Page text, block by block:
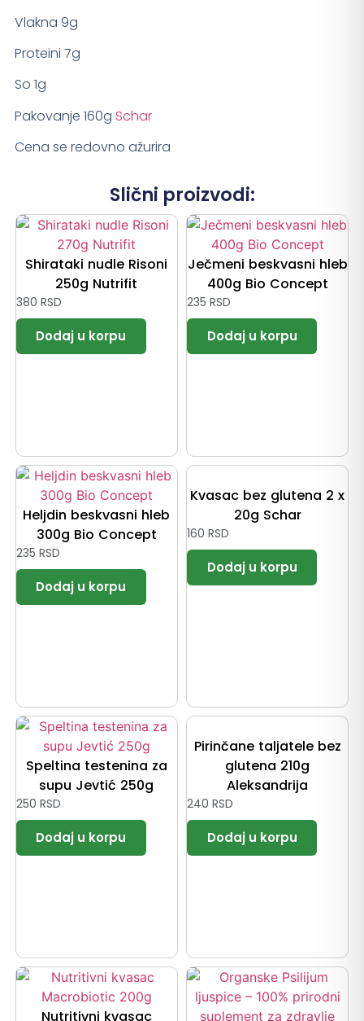
Vlakna 9g
Proteini 7g
So 1g
Pakovanje 160g Schar
Cena se redovno ažurira
Slični proizvodi:
Shirataki nudle Risoni
250g Nutrifit
380 RSD
Ječmeni beskvasni hleb
400g Bio Concept
235 RSD
Heljdin beskvasni hleb
300g Bio Concept
235 RSD
Kvasac bez glutena 2 x
20g Schar
160 RSD
Speltina testenina za
supu Jevtić 250g
250 RSD
Pirinčane taljatele bez
glutena 210g
Aleksandrija
240 RSD
Nutritivni kvasac